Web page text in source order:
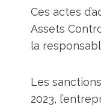
Ces actes
Assets
la
Les
2023,